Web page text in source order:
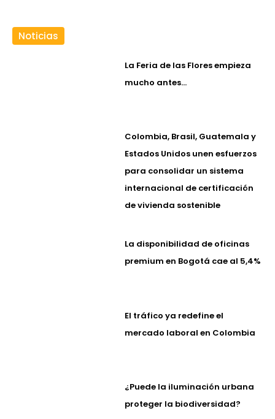
Noticias
La Feria de las Flores empieza
mucho antes…
Colombia, Brasil, Guatemala y
Estados Unidos unen esfuerzos
para consolidar un sistema
internacional de certificación
de vivienda sostenible
La disponibilidad de oficinas
premium en Bogotá cae al 5,4%
El tráfico ya redefine el
mercado laboral en Colombia
¿Puede la iluminación urbana
proteger la biodiversidad?